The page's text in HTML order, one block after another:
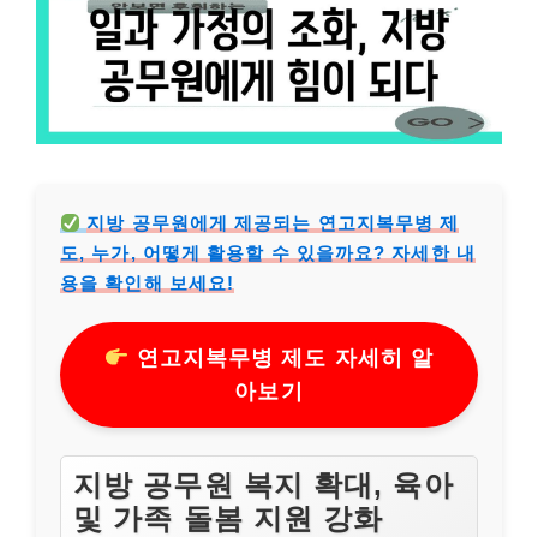
지방 공무원에게 제공되는 연고지복무병 제
도, 누가, 어떻게 활용할 수 있을까요? 자세한 내
용을 확인해 보세요!
연고지복무병 제도 자세히 알
아보기
지방 공무원 복지 확대, 육아
및 가족 돌봄 지원 강화